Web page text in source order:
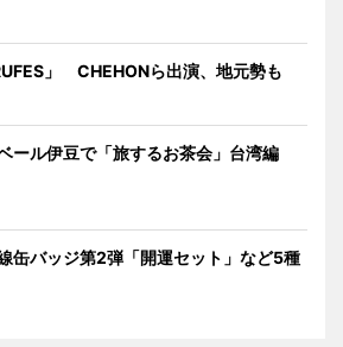
」 CHEHONら出演、地元勢も
ール伊豆で「旅するお茶会」台湾編
缶バッジ第2弾「開運セット」など5種